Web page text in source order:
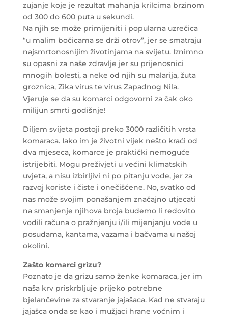
zujanje koje je rezultat mahanja krilcima brzinom
od 300 do 600 puta u sekundi.
Na njih se može primijeniti i popularna uzrečica
“u malim bočicama se drži otrov”, jer se smatraju
najsmrtonosnijim životinjama na svijetu. Iznimno
su opasni za naše zdravlje jer su prijenosnici
mnogih bolesti, a neke od njih su malarija, žuta
groznica, Zika virus te virus Zapadnog Nila.
Vjeruje se da su komarci odgovorni za čak oko
milijun smrti godišnje!
Diljem svijeta postoji preko 3000 različitih vrsta
komaraca. Iako im je životni vijek nešto kraći od
dva mjeseca, komarce je praktički nemoguće
istrijebiti. Mogu preživjeti u većini klimatskih
uvjeta, a nisu izbirljivi ni po pitanju vode, jer za
razvoj koriste i čiste i onečišćene. No, svatko od
nas može svojim ponašanjem značajno utjecati
na smanjenje njihova broja budemo li redovito
vodili računa o pražnjenju i/ili mijenjanju vode u
posudama, kantama, vazama i bačvama u našoj
okolini.
Zašto komarci grizu?
Poznato je da grizu samo ženke komaraca, jer im
naša krv priskrbljuje prijeko potrebne
bjelančevine za stvaranje jajašaca. Kad ne stvaraju
jajašca onda se kao i mužjaci hrane voćnim i